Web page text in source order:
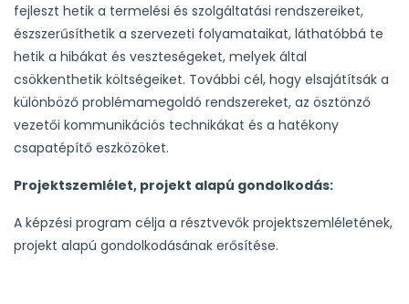
fejleszt hetik a termelési és szolgáltatási rendszereiket,
észszerűsíthetik a szervezeti folyamataikat, láthatóbbá te
hetik a hibákat és veszteségeket, melyek által
csökkenthetik költségeiket. További cél, hogy elsajátítsák a
különböző problémamegoldó rendszereket, az ösztönző
vezetői kommunikációs technikákat és a hatékony
csapatépítő eszközöket.
Projektszemlélet, projekt alapú gondolkodás:
A képzési program célja a résztvevők projektszemléletének,
projekt alapú gondolkodásának erősítése.